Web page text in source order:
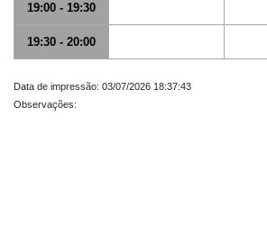
19:00 - 19:30
19:30 - 20:00
Data de impressão: 03/07/2026 18:37:43
Observações: